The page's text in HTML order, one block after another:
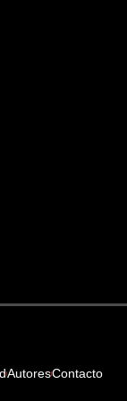
AutoresContacto